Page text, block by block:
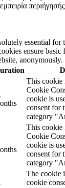
essential for
ensure basic
anonymously.
This cookie
Cookie
cookie is
consent for
category
This cookie
Cookie
cookie is
consent for
category
The cookie
cookie